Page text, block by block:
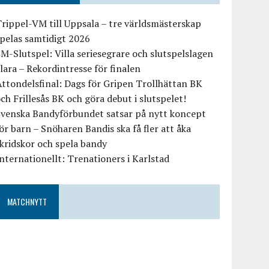
VM till Uppsala – tre världsmästerskap
samtidigt 2026
Slutspel: Villa seriesegrare och slutspelslagen
– Rekordintresse för finalen
Dags för Gripen Trollhättan BK
Frillesås BK och göra debut i slutspelet!
Bandyförbundet satsar på nytt koncept
barn – Snöharen Bandis ska få fler att åka
och spela bandy
Trenationers i Karlstad
MATCHNYTT